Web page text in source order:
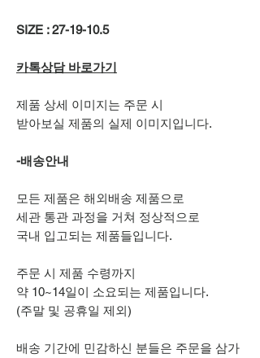
SIZE : 27-19-10.5
카톡상담 바로가기
제품 상세 이미지는 주문 시
받아보실 제품의 실제 이미지입니다.
-배송안내
모든 제품은 해외배송 제품으로
세관 통관 과정을 거쳐 정상적으로
국내 입고되는 제품들입니다.
주문 시 제품 수령까지
약 10~14일이 소요되는 제품입니다.
(주말 및 공휴일 제외)
배송 기간에 민감하신 분들은 주문을 삼가